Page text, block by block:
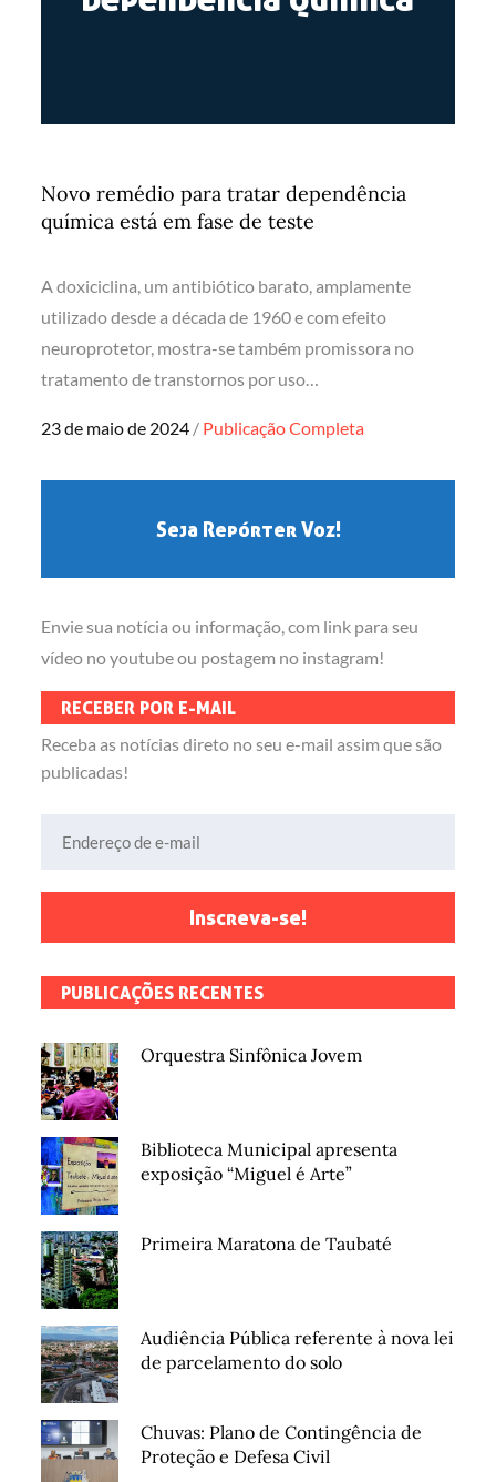
Novo remédio para tratar dependência
química está em fase de teste
A doxiciclina, um antibiótico barato, amplamente
utilizado desde a década de 1960 e com efeito
neuroprotetor, mostra-se também promissora no
tratamento de transtornos por uso…
Posted
23 de maio de 2024 Publicação Completa
Seja Repórter Voz!
Envie sua notícia ou informação, com link para seu
vídeo no youtube ou postagem no instagram!
RECEBER POR E-MAIL
Receba as notícias direto no seu e-mail assim que são
publicadas!
Inscreva-se!
PUBLICAÇÕES RECENTES
Orquestra Sinfônica Jovem
Biblioteca Municipal apresenta
exposição “Miguel é Arte”
Primeira Maratona de Taubaté
Audiência Pública referente à nova lei
de parcelamento do solo
Chuvas: Plano de Contingência de
Proteção e Defesa Civil